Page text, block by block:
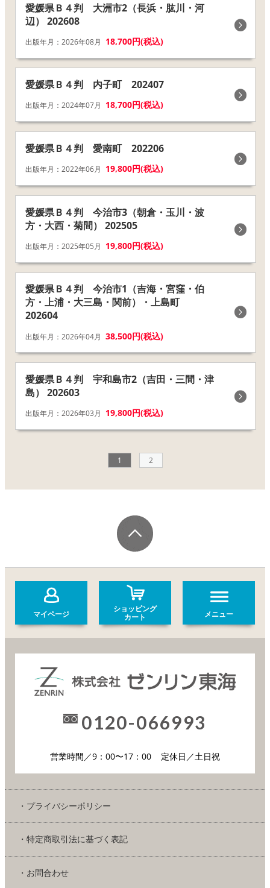
愛媛県Ｂ４判 大洲市2（長浜・肱川・河
辺） 202608
出版年月：2026年08月 18,700円(税込)
愛媛県Ｂ４判 内子町 202407
出版年月：2024年07月 18,700円(税込)
愛媛県Ｂ４判 愛南町 202206
出版年月：2022年06月 19,800円(税込)
愛媛県Ｂ４判 今治市3（朝倉・玉川・波
方・大西・菊間） 202505
出版年月：2025年05月 19,800円(税込)
愛媛県Ｂ４判 今治市1（吉海・宮窪・伯
方・上浦・大三島・関前）・上島町
202604
出版年月：2026年04月 38,500円(税込)
愛媛県Ｂ４判 宇和島市2（吉田・三間・津
島） 202603
出版年月：2026年03月 19,800円(税込)
1 2
マイページ
ショッピング
カート
メニュー
0120-066993
営業時間／9：00〜17：00 定休日／土日祝
・プライバシーポリシー
・特定商取引法に基づく表記
・お問合わせ